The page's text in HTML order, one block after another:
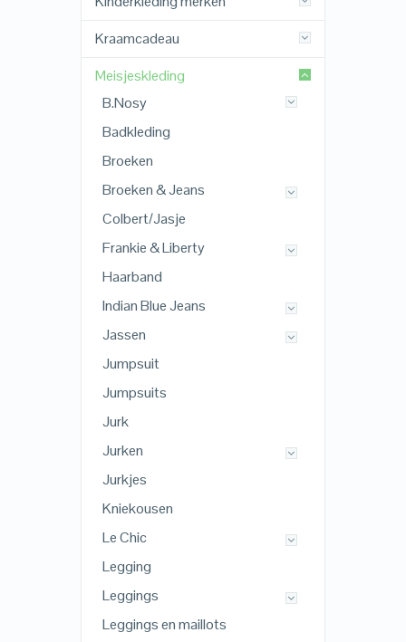
Kraamcadeau
Meisjeskleding
B.Nosy
Badkleding
Broeken
Broeken & Jeans
Colbert/Jasje
Frankie & Liberty
Haarband
Indian Blue Jeans
Jassen
Jumpsuit
Jumpsuits
Jurk
Jurken
Jurkjes
Kniekousen
Le Chic
Legging
Leggings
Leggings en maillots